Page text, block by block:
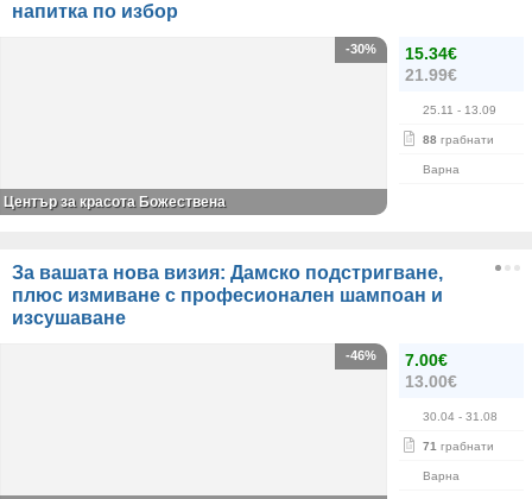
напитка по избор
15.34€
21.99€
25.11 - 13.09
88 грабнати
Варна
-30%
Център за красота Божествена
За вашата нова визия: Дамско подстригване,
плюс измиване с професионален шампоан и
изсушаване
7.00€
13.00€
30.04 - 31.08
71 грабнати
Варна
-46%